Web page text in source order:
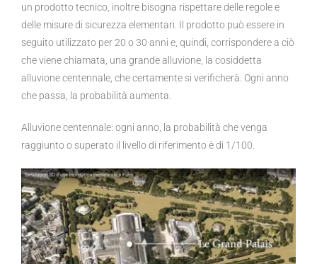
un prodotto tecnico, inoltre bisogna rispettare delle regole e
delle misure di sicurezza elementari. Il prodotto può essere in
seguito utilizzato per 20 o 30 anni e, quindi, corrispondere a ciò
che viene chiamata, una grande alluvione, la cosiddetta
alluvione centennale, che certamente si verificherà. Ogni anno
che passa, la probabilità aumenta.
Alluvione centennale: ogni anno, la probabilità che venga
raggiunto o superato il livello di riferimento è di 1/100.